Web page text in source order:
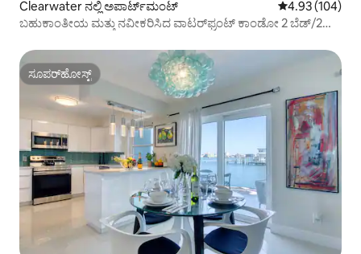
Clearwater ನಲ್ಲಿ ಅಪಾರ್ಟ್‌ಮಂಟ್ 5 ರಲ್ಲಿ 4.93
4.93 (104)
ಬಹುಕಾಂತೀಯ ಮತ್ತು ನವೀಕರಿಸಿದ ವಾಟರ್‌ಫ್ರಂಟ್ ಕಾಂಡೋ 2 ಬೆಡ್/2
ಸೂಪರ್‌ಹೋಸ್ಟ್
ಸೂಪರ್‌ಹೋಸ್ಟ್